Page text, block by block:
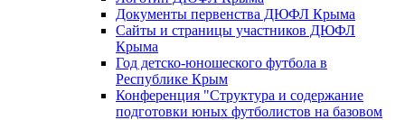
Документы первенства ДЮФЛ Крыма
Сайты и страницы участников ДЮФЛ
Крыма
Год детско-юношеского футбола в
Республике Крым
Конференция "Структура и содержание
подготовки юных футболистов на базовом